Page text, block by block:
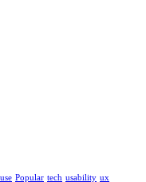
Popular tech usability ux